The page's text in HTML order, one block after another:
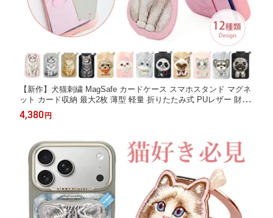
【新作】犬猫刺繍 MagSafe カードケース スマホスタンド マグネ
ット カード収納 最大2枚 薄型 軽量 折りたたみ式 PUレザー 財布
磁力強化 瞬間吸着 刺繍 高級 かわいい iPhone17 iPhone16 iPhone
15 iPhone14 iPhone13 iPhone12 全12色 NIMMY Friends
4,380 円